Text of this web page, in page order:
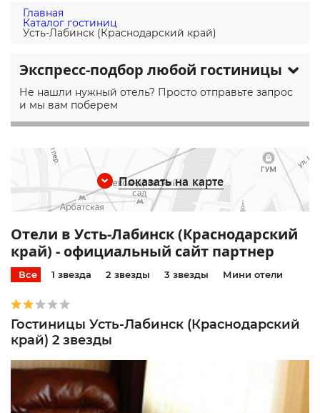
Главная
Каталог гостиниц
Усть-Лабинск (Краснодарский край)
Экспресс-подбор любой гостиницы
Не нашли нужный отель? Просто отправьте запрос
и мы вам поберем
Показать на карте
Отели в Усть-Лабинск (Краснодарский
край) - официальный сайт партнер
Все 1 звезда 2 звезды 3 звезды Мини отели
Гостиницы Усть-Лабинск (Краснодарский
край) 2 звезды